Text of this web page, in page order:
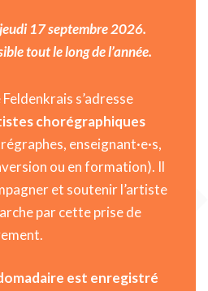
17 septembre 2026.
tout le long de l’année.
s’adresse
chorégraphiques
enseignant·e·s,
ou en formation). Il
et soutenir l’artiste
par cette prise de
est enregistré